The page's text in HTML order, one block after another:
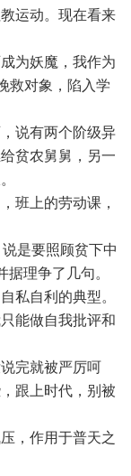
运动。现在看来
为妖魔，我作为
救对象，陷入学
说有两个阶级异
贫农舅舅，另一
上的劳动课，
是要照顾贫下中
理争了几句。
私自利的典型。
能做自我批评和
完就被严厉呵
跟上时代，别被
，作用于普天之